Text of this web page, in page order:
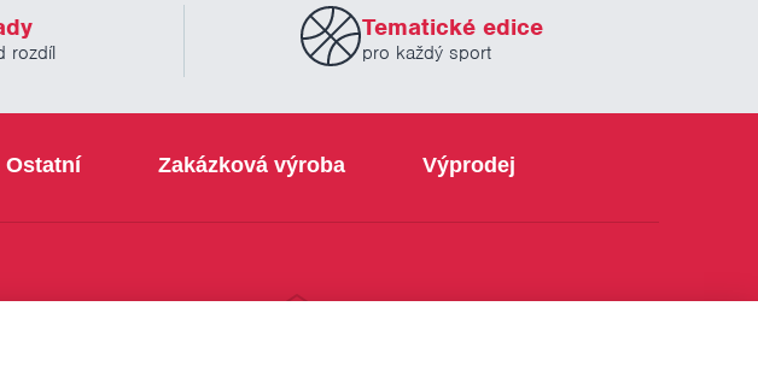
rozdíl
Tematické edice
pro každý sport
Ostatní Zakázková výroba Výprodej